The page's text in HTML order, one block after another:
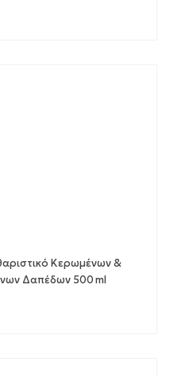
Κερωμένων &
Δαπέδων 500 ml